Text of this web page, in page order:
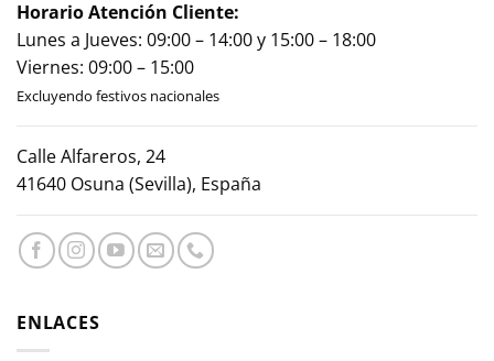
Horario Atención Cliente:
Lunes a Jueves: 09:00 – 14:00 y 15:00 – 18:00
Viernes: 09:00 – 15:00
Excluyendo festivos nacionales
Calle Alfareros, 24
41640 Osuna (Sevilla), España
ENLACES